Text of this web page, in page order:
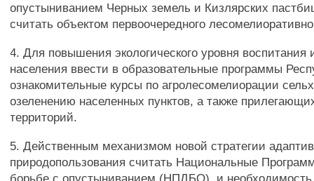
опустыниванием Черных земель и Кизлярских
считать объектом первоочередного
4. Для повышения экологического уровня воспитания
населения ввести в образовательные программы
ознакомительные курсы по агролесомелиорации
озеленению населенных пунктов, а также
территорий.
5. Действенным механизмом новой стратегии
природопользования считать Национальные
борьбе с опустыниванием (НПДБО), и необходимость